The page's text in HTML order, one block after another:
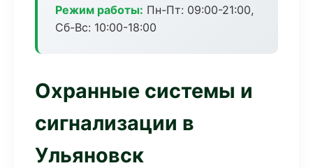
Режим работы: Пн-Пт: 09:00-21:00,
Сб-Вс: 10:00-18:00
Охранные системы и
сигнализации в
Ульяновск